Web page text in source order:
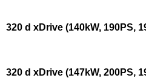
320 d xDrive (140kW, 190PS,
320 d xDrive (147kW, 200PS,